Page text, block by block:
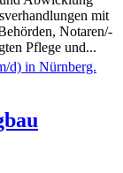
mit
Notaren/-
Pflege und...